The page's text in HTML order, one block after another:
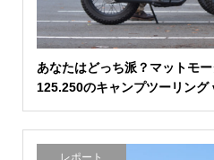
あなたはどっち派？マットモ
125.250のキャンプツーリング
レポート